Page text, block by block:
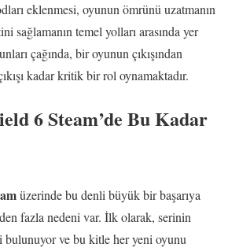
eklenmesi, oyunun ömrünü uzatmanın
sağlamanın temel yolları arasında yer
çağında, bir oyunun çıkışından
kadar kritik bir rol oynamaktadır.
6 Steam’de Bu Kadar
üzerinde bu denli büyük bir başarıya
fazla nedeni var. İlk olarak, serinin
ve bu kitle her yeni oyunu